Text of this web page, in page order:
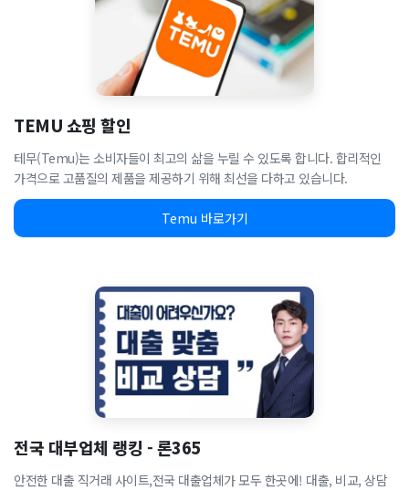
TEMU 쇼핑 할인
테무(Temu)는 소비자들이 최고의 삶을 누릴 수 있도록 합니다. 합리적인
가격으로 고품질의 제품을 제공하기 위해 최선을 다하고 있습니다.
Temu 바로가기
전국 대부업체 랭킹 - 론365
안전한 대출 직거래 사이트,전국 대출업체가 모두 한곳에! 대출, 비교, 상담